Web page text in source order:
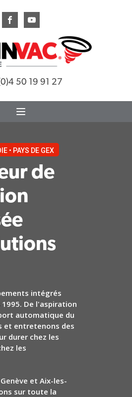
50 19 91 27
• PAYS DE GEX
de
intégrés
De l'aspiration
automatique du
et entretenons des
durer chez les
les
et Aix-les-
sur toute la